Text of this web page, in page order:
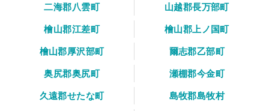
二海郡八雲町
山越郡長万部町
檜山郡江差町
檜山郡上ノ国町
檜山郡厚沢部町
爾志郡乙部町
奥尻郡奥尻町
瀬棚郡今金町
久遠郡せたな町
島牧郡島牧村